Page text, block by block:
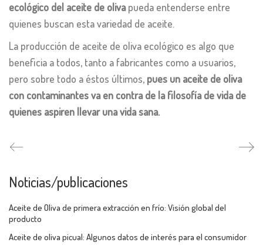
ecológico del aceite de olivapueda entenderse entre
quienes buscan esta variedad de aceite.
La producción de aceite de oliva ecológico es algo que
beneficia a todos, tanto a fabricantes como a usuarios,
pero sobre todo a éstos últimos, pues un aceite de oliva
con contaminantes va en contra de la filosofía de vida de
quienes aspiren llevar una vida sana.
Noticias/publicaciones
Aceite de Oliva de primera extracción en frío: Visión global del
producto
Aceite de oliva picual: Algunos datos de interés para el consumidor